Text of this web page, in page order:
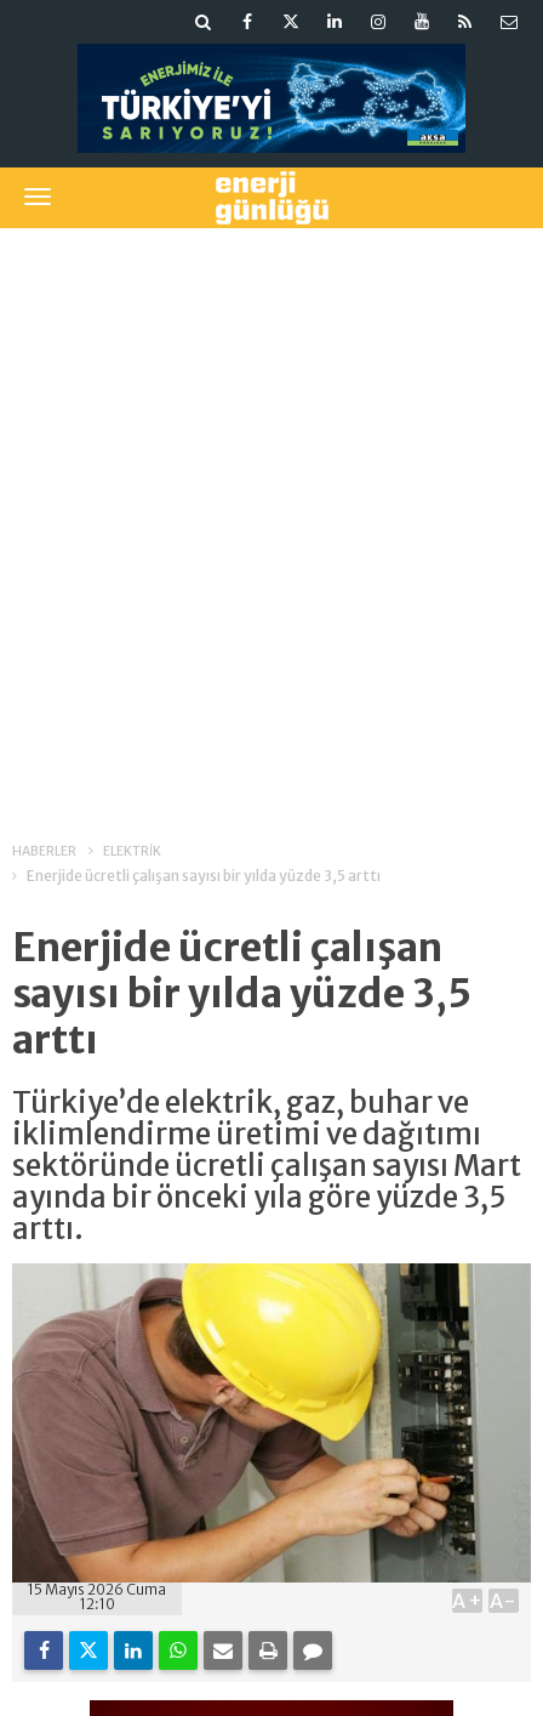
HABERLER ELEKTRİK
Enerjide ücretli çalışan sayısı bir yılda yüzde 3,5 arttı
Enerjide ücretli çalışan
sayısı bir yılda yüzde 3,5
arttı
Türkiye’de elektrik, gaz, buhar ve
iklimlendirme üretimi ve dağıtımı
sektöründe ücretli çalışan sayısı Mart
ayında bir önceki yıla göre yüzde 3,5
arttı.
15 Mayıs 2026 Cuma
12:10
A+ A-